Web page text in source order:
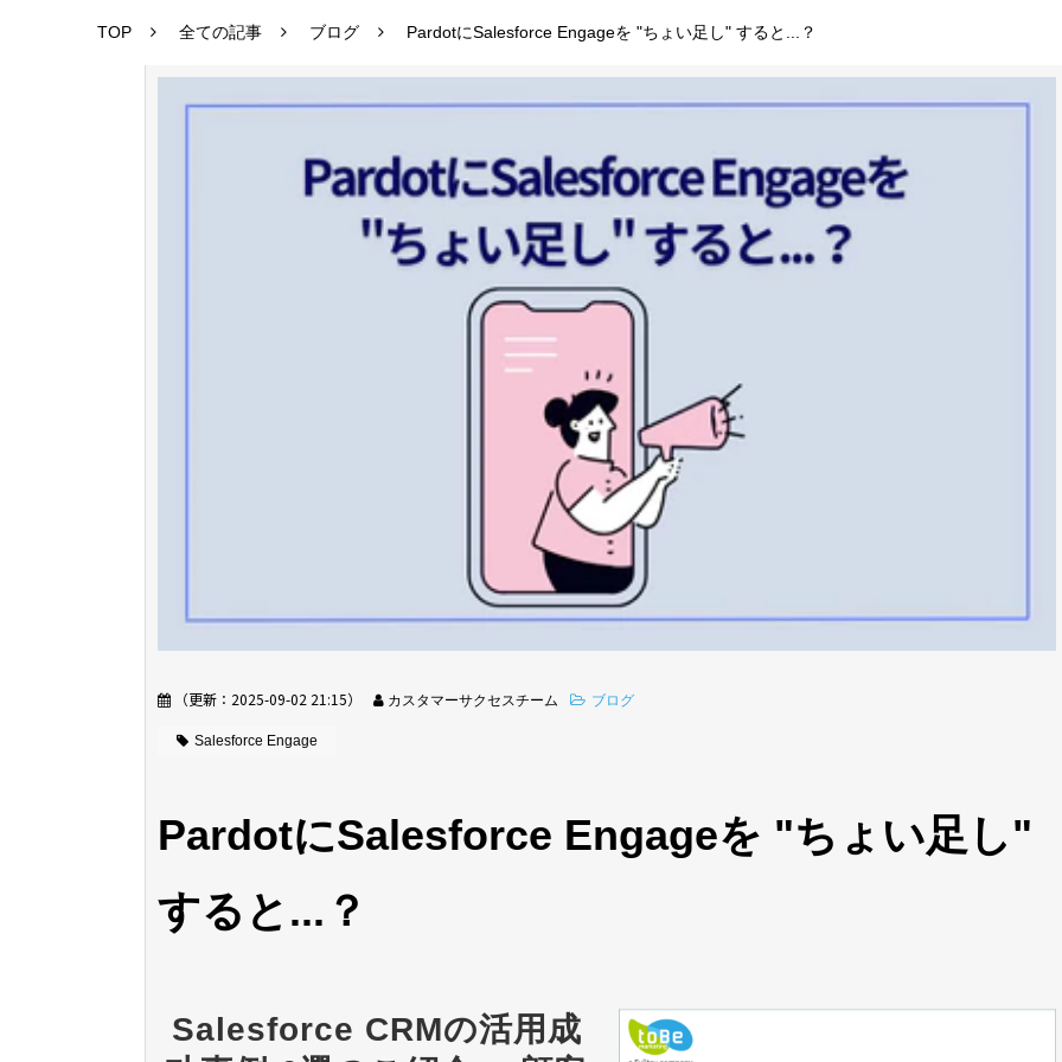
TOP 全ての記事 ブログ PardotにSalesforce Engageを "ちょい足し" すると...？
（更新： 2025-09-02 21:15） カスタマーサクセスチーム ブログ
Salesforce Engage
PardotにSalesforce Engageを "ちょい足し"
すると...？
Salesforce CRMの活用成